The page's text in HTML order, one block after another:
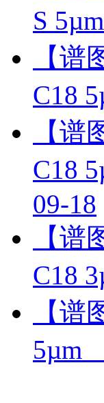
S
【谱
C18
【谱
C18
09-18
【谱
C18
【谱